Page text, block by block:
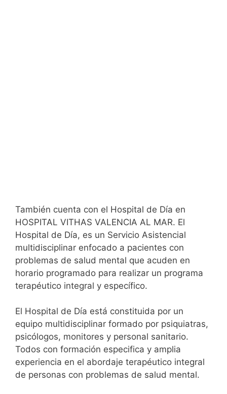
También cuenta con el Hospital de Día en
HOSPITAL VITHAS VALENCIA AL MAR. El
Hospital de Día, es un Servicio Asistencial
multidisciplinar enfocado a pacientes con
problemas de salud mental que acuden en
horario programado para realizar un programa
terapéutico integral y específico.
El Hospital de Día está constituida por un
equipo multidisciplinar formado por psiquiatras,
psicólogos, monitores y personal sanitario.
Todos con formación especifica y amplia
experiencia en el abordaje terapéutico integral
de personas con problemas de salud mental.